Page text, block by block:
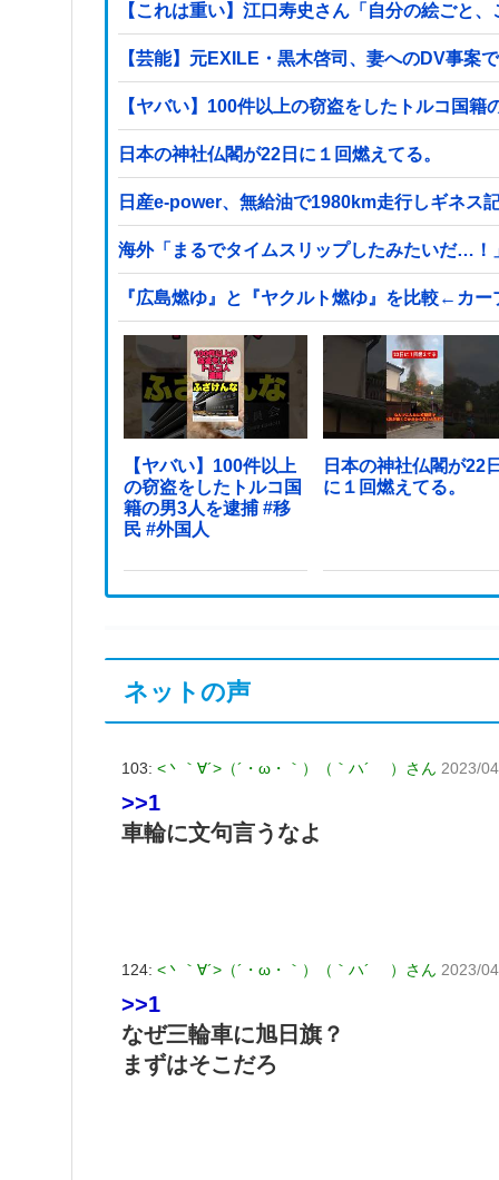
【これは重い】江口寿史さん「自分の絵ごと
【芸能】元EXILE・黒木啓司、妻へのDV事
日本の神社仏閣が22日に１回燃えてる。
日産e-power、無給油で1980km走行しギネス
海外「まるでタイムスリップしたみたいだ…
『広島燃ゆ』と『ヤクルト燃ゆ』を比較←カ
【ヤバい】100件以上
の窃盗をしたトルコ国
籍の男3人を逮捕 #移
民 #外国人
日本の神社仏閣が22
に１回燃えてる。
ネットの声
103: <丶｀∀´>（´・ω・｀）（｀ハ´ ）さん 2023/
>>1
車輪に文句言うなよ
124: <丶｀∀´>（´・ω・｀）（｀ハ´ ）さん 2023/
>>1
なぜ三輪車に旭日旗？
まずはそこだろ